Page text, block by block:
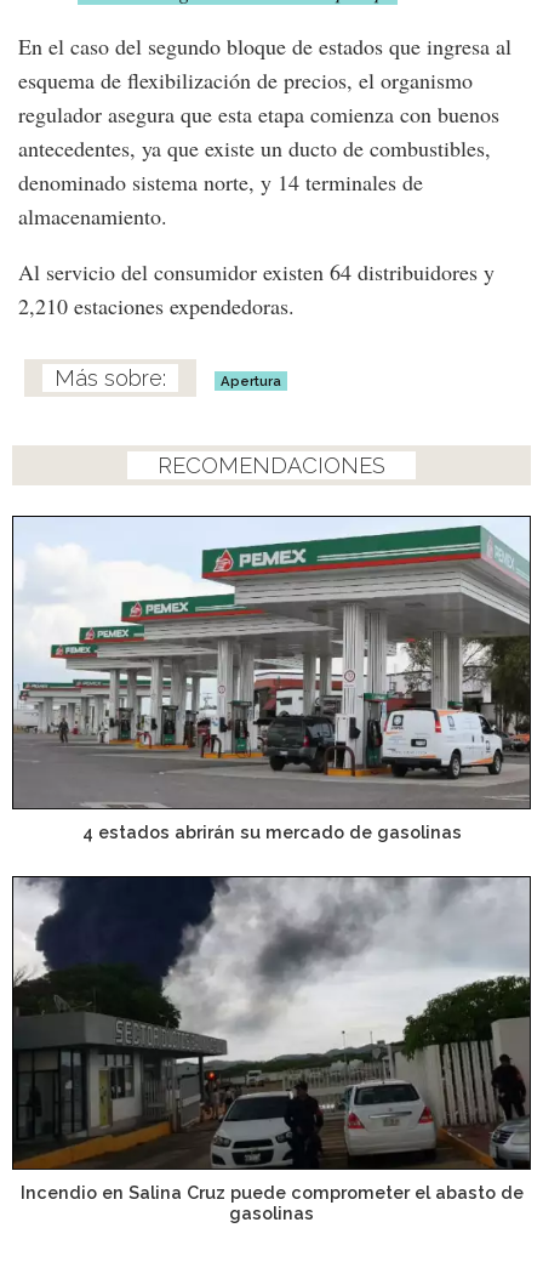
En el caso del segundo bloque de estados que ingresa al
esquema de flexibilización de precios, el organismo
regulador asegura que esta etapa comienza con buenos
antecedentes, ya que existe un ducto de combustibles,
denominado sistema norte, y 14 terminales de
almacenamiento.
Al servicio del consumidor existen 64 distribuidores y
2,210 estaciones expendedoras.
Apertura
RECOMENDACIONES
4 estados abrirán su mercado de gasolinas
Incendio en Salina Cruz puede comprometer el abasto de
gasolinas